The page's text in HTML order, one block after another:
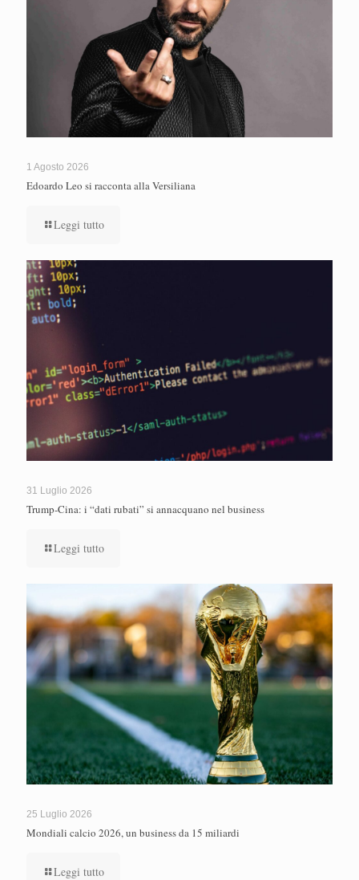
1 Agosto 2026
Edoardo Leo si racconta alla Versiliana
Leggi tutto
31 Luglio 2026
Trump-Cina: i “dati rubati” si annacquano nel business
Leggi tutto
25 Luglio 2026
Mondiali calcio 2026, un business da 15 miliardi
Leggi tutto